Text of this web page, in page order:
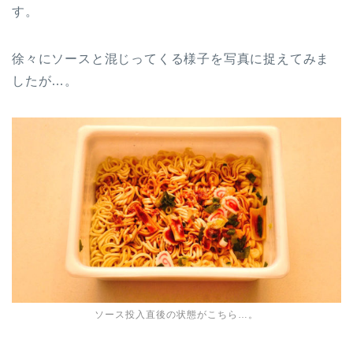
す。
徐々にソースと混じってくる様子を写真に捉えてみま
したが…。
ソース投入直後の状態がこちら…。